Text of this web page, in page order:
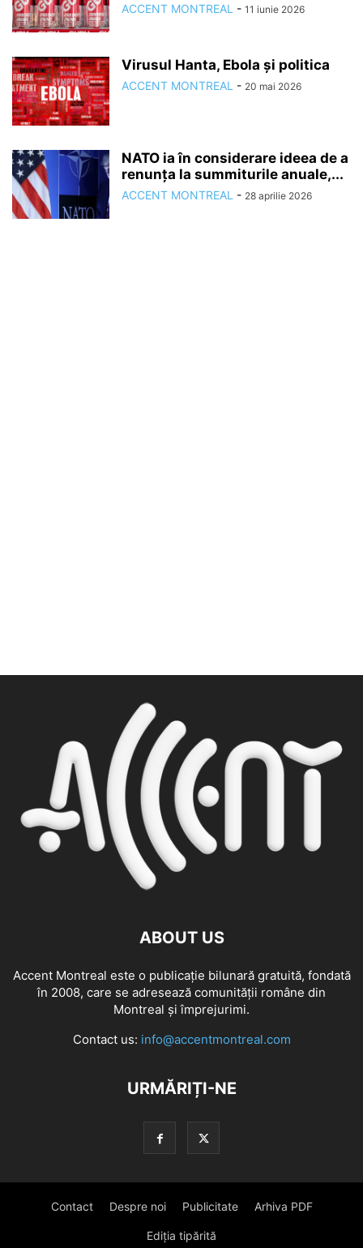
ACCENT MONTREAL - 11 iunie 2026
Virusul Hanta, Ebola și politica
ACCENT MONTREAL - 20 mai 2026
NATO ia în considerare ideea de a
renunţa la summiturile anuale,...
ACCENT MONTREAL - 28 aprilie 2026
ABOUT US
Accent Montreal este o publicație bilunară gratuită, fondată
în 2008, care se adresează comunităţii române din
Montreal şi împrejurimi.
Contact us: info@accentmontreal.com
URMĂRIȚI-NE
Contact Despre noi Publicitate Arhiva PDF
Ediția tipărită